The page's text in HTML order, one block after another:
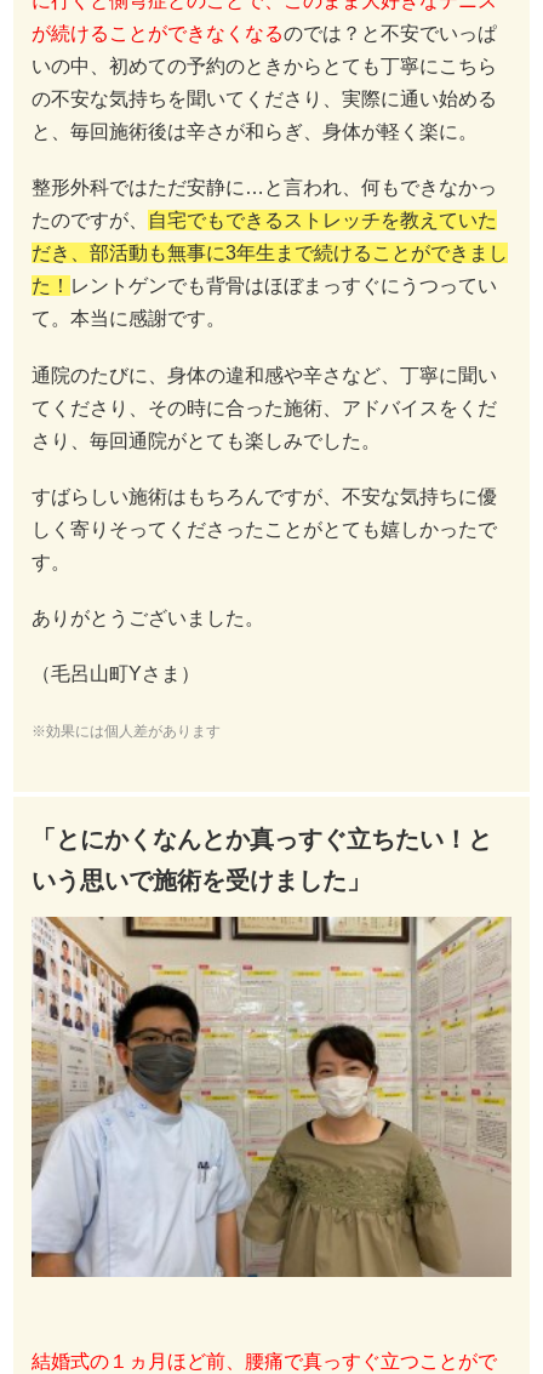
が続けることができなくなるのでは？と不安でいっぱ
いの中、初めての予約のときからとても丁寧にこちら
の不安な気持ちを聞いてくださり、実際に通い始める
と、毎回施術後は辛さが和らぎ、身体が軽く楽に。
整形外科ではただ安静に…と言われ、何もできなかっ
たのですが、
自宅でもできるストレッチを教えていた
だき、部活動も無事に3年生まで続けることができまし
た！ レントゲンでも背骨はほぼまっすぐにうつってい
て。本当に感謝です。
通院のたびに、身体の違和感や辛さなど、丁寧に聞い
てくださり、その時に合った施術、アドバイスをくだ
さり、毎回通院がとても楽しみでした。
すばらしい施術はもちろんですが、不安な気持ちに優
しく寄りそってくださったことがとても嬉しかったで
す。
ありがとうございました。
（毛呂山町Yさま）
※効果には個人差があります
「とにかくなんとか真っすぐ立ちたい！と
いう思いで施術を受けました」
結婚式の１ヵ月ほど前、腰痛で真っすぐ立つことがで